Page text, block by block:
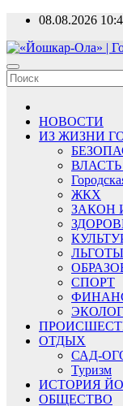
Перейти
содержимому
08.08.2026
«Йошкар-Ола» |
Новости, события,
НОВОСТИ
ИЗ ЖИЗНИ
ЖКХ
ЗАКОН
СПОРТ
ОТДЫХ
САД-
Туризм
ИСТОРИЯ
ОБЩЕСТВО